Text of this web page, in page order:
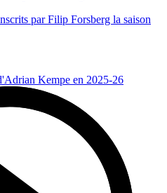
par Filip Forsberg la saison